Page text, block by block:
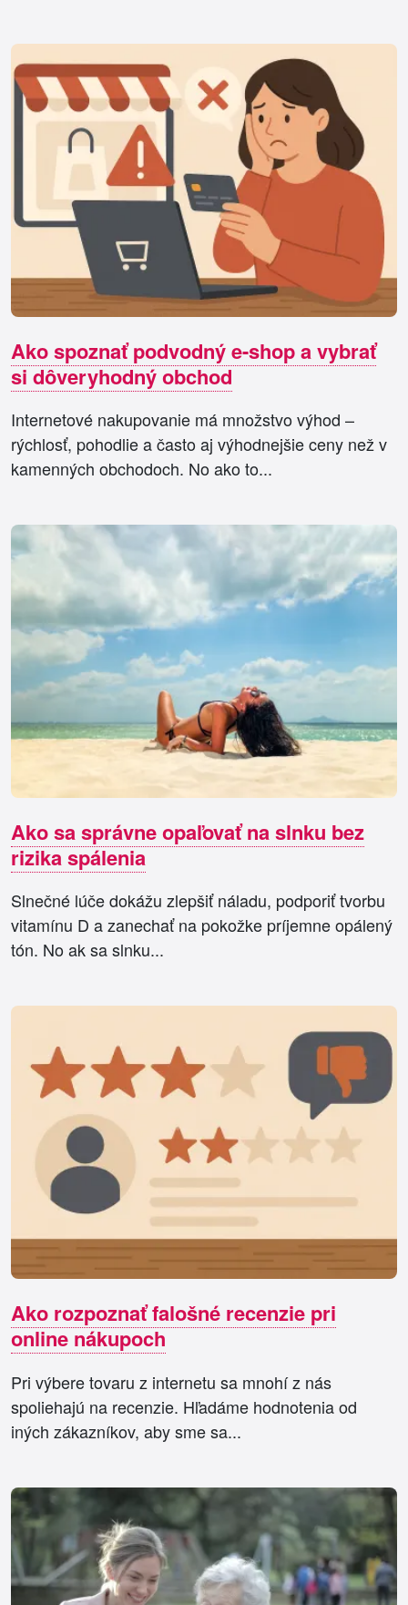
Ako spoznať podvodný e-shop a vybrať
si dôveryhodný obchod
Internetové nakupovanie má množstvo výhod –
rýchlosť, pohodlie a často aj výhodnejšie ceny než v
kamenných obchodoch. No ako to...
Ako sa správne opaľovať na slnku bez
rizika spálenia
Slnečné lúče dokážu zlepšiť náladu, podporiť tvorbu
vitamínu D a zanechať na pokožke príjemne opálený
tón. No ak sa slnku...
Ako rozpoznať falošné recenzie pri
online nákupoch
Pri výbere tovaru z internetu sa mnohí z nás
spoliehajú na recenzie. Hľadáme hodnotenia od
iných zákazníkov, aby sme sa...